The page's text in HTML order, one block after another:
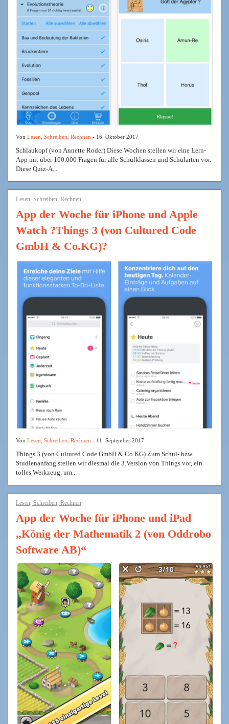
Von Lesen, Schreiben, Rechnen - 16. Oktober 2017
Schlaukopf (von Annette Roder) Diese Wochen stellen wir eine Lern-
App mit über 100.000 Fragen für alle Schulklassen und Schularten vor.
Diese Quiz-A...
Lesen, Schreiben, Rechnen
App der Woche für iPhone und Apple
Watch ?Things 3 (von Cultured Code
GmbH & Co.KG)?
Von Lesen, Schreiben, Rechnen - 11. September 2017
Things 3 (von Cultured Code GmbH & Co.KG) Zum Schul- bzw.
Studienanfang stellen wir diesmal die 3.Version von Things vor, ein
tolles Werkzeug, um...
Lesen, Schreiben, Rechnen
App der Woche für iPhone und iPad
„König der Mathematik 2 (von Oddrobo
Software AB)“